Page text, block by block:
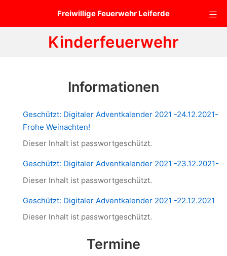
Freiwillige Feuerwehr Leiferde
Kinderfeuerwehr
Informationen
Geschützt: Digitaler Adventkalender 2021 -24.12.2021-
Frohe Weinachten!
Dieser Inhalt ist passwortgeschützt.
Geschützt: Digitaler Adventkalender 2021 -23.12.2021-
Dieser Inhalt ist passwortgeschützt.
Geschützt: Digitaler Adventkalender 2021 -22.12.2021
Dieser Inhalt ist passwortgeschützt.
Termine